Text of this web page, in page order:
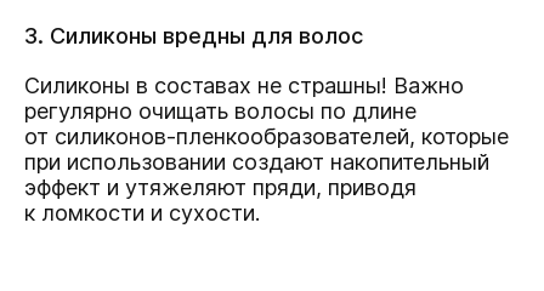
3. Силиконы вредны для волос
Силиконы в составах не страшны! Важно
регулярно очищать волосы по длине
от силиконов-пленкообразователей, которые
при использовании создают накопительный
эффект и утяжеляют пряди, приводя
к ломкости и сухости.